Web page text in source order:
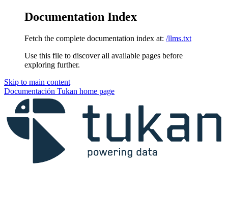
Documentation Index
Fetch the complete documentation index at: /llms.txt
Use this file to discover all available pages before
exploring further.
Skip to main content
Documentación Tukan home page